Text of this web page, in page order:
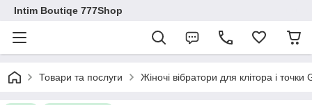
Intim Boutiqe 777Shop
Товари та послуги Жіночі вібратори для клітора і